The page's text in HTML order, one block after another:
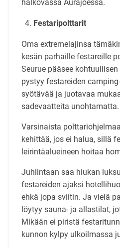
halkovassa Aurajoessa.
Festaripolttarit
Oma extremelajinsa
kesän parhaille festareille
Seurue pääsee
pystyy festareiden
syötävää ja juotavaa
sadevaatteita unohtamatta.
Varsinaista
kehittää, jos ei halua, sillä
leirintäalueineen hoitaa
Juhlintaan saa hiukan
festareiden ajaksi
ehkä jopa sviitin. Ja vielä
löytyy sauna- ja allastilat,
Mikään ei piristä
kunnon kylpy ulkoilmassa